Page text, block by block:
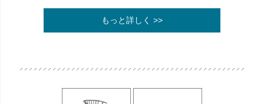
もっと詳しく >>